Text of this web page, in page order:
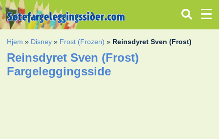
Hjem » Disney » Frost (Frozen) » Reinsdyret Sven (Frost)
Reinsdyret Sven (Frost)
Fargeleggingsside